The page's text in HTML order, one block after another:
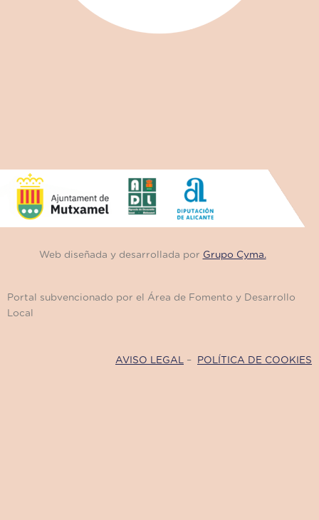
Web diseñada y desarrollada por Grupo Cyma.
Portal subvencionado por el Área de Fomento y Desarrollo
Local
AVISO LEGAL – POLÍTICA DE COOKIES